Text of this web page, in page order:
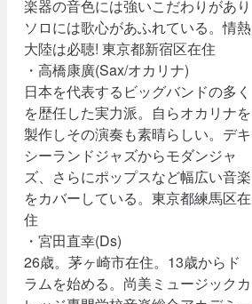
楽器の音色には強いこだわりがあり
ソロには歌心があふれている。情熱
大陸は必聴! 東京都新宿区在住
・高橋康廣(Sax/オカリナ)
日本を代表するビッグバンドの多く
を歴任した実力派。自らオカリナを
製作しその演奏も素晴らしい。デキ
シーランドジャズからモダンジャ
ズ、さらにポップスなど幅広い音楽
をカバーしている。東京都練馬区在
住
・宮田直幸(Ds)
26歳。茅ヶ崎市在住。13歳からド
ラムを始める。尚美ミュージックカ